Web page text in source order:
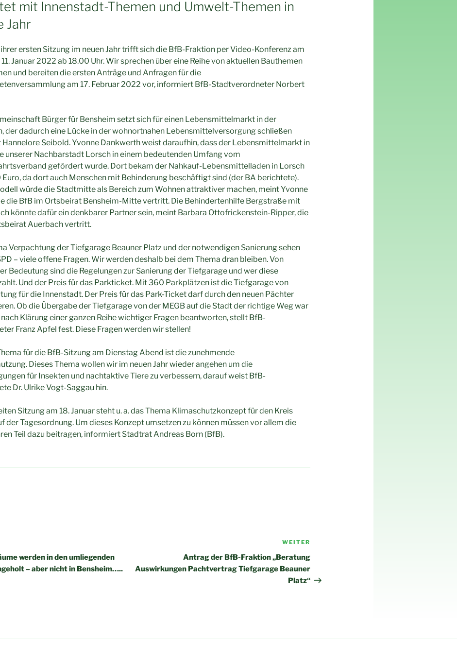
mit Innenstadt-Themen und Umwelt-Themen in
Jahr
ihrer ersten Sitzung im neuen Jahr trifft sich die BfB-Fraktion per Video-Konferenz am
Januar 2022 ab 18.00 Uhr. Wir sprechen über eine Reihe von aktuellen Bauthemen
und bereiten die ersten Anträge und Anfragen für die
am 17. Februar 2022 vor, informiert BfB-Stadtverordneter Norbert
Bürger für Bensheim setzt sich für einen Lebensmittelmarkt in der
der dadurch eine Lücke in der wohnortnahen Lebensmittelversorgung schließen
Seibold. Yvonne Dankwerth weist daraufhin, dass der Lebensmittelmarkt in
unserer Nachbarstadt Lorsch in einem bedeutenden Umfang vom
gefördert wurde. Dort bekam der Nahkauf-Lebensmittelladen in Lorsch
da dort auch Menschen mit Behinderung beschäftigt sind (der BA berichtete).
würde die Stadtmitte als Bereich zum Wohnen attraktiver machen, meint Yvonne
die BfB im Ortsbeirat Bensheim-Mitte vertritt. Die Behindertenhilfe Bergstraße mit
könnte dafür ein denkbarer Partner sein, meint Barbara Ottofrickenstein-Ripper, die
Auerbach vertritt.
Verpachtung der Tiefgarage Beauner Platz und der notwendigen Sanierung sehen
– viele offene Fragen. Wir werden deshalb bei dem Thema dran bleiben. Von
Bedeutung sind die Regelungen zur Sanierung der Tiefgarage und wer diese
Und der Preis für das Parkticket. Mit 360 Parkplätzen ist die Tiefgarage von
für die Innenstadt. Der Preis für das Park-Ticket darf durch den neuen Pächter
Ob die Übergabe der Tiefgarage von der MEGB auf die Stadt der richtige Weg war
Klärung einer ganzen Reihe wichtiger Fragen beantworten, stellt BfB-
Franz Apfel fest. Diese Fragen werden wir stellen!
für die BfB-Sitzung am Dienstag Abend ist die zunehmende
Dieses Thema wollen wir im neuen Jahr wieder angehen um die
für Insekten und nachtaktive Tiere zu verbessern, darauf weist BfB-
Dr. Ulrike Vogt-Saggau hin.
Sitzung am 18. Januar steht u. a. das Thema Klimaschutzkonzept für den Kreis
der Tagesordnung. Um dieses Konzept umsetzen zu können müssen vor allem die
Teil dazu beitragen, informiert Stadtrat Andreas Born (BfB).
werden in den umliegenden
– aber nicht in Bensheim…..
Beitrag
WEITER
Antrag der BfB-Fraktion „Beratung
Auswirkungen Pachtvertrag Tiefgarage Beauner
Platz“